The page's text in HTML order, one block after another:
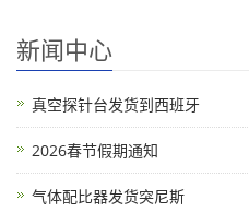
新闻中心
真空探针台发货到西班牙
2026春节假期通知
气体配比器发货突尼斯